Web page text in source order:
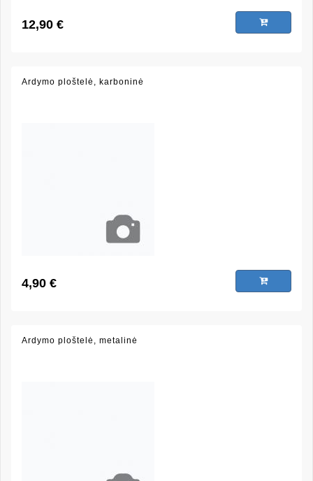
12,90 €
Ardymo ploštelė, karboninė
4,90 €
Ardymo ploštelė, metalinė